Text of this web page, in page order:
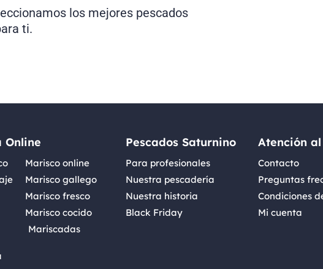
los mejores pescados
ti.
Online
Marisco online
Marisco gallego
Marisco fresco
Marisco cocido
Mariscadas
Pescados Saturnino
Para profesionales
Nuestra pescadería
Nuestra historia
Black Friday
Atención
Contacto
Preguntas
Condiciones
Mi cuenta